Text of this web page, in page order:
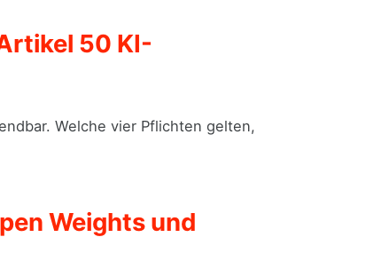
50 KI-
Welche vier Pflichten gelten,
Weights und